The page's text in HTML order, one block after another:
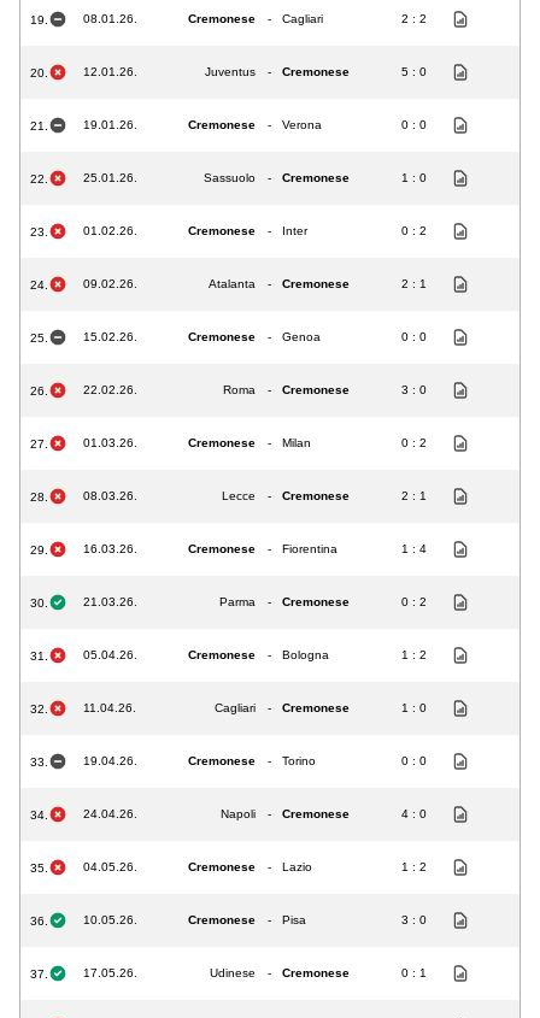
19. 08.01.26. Cremonese - Cagliari 2 : 2
20. 12.01.26. Juventus - Cremonese 5 : 0
21. 19.01.26. Cremonese - Verona 0 : 0
22. 25.01.26. Sassuolo - Cremonese 1 : 0
23. 01.02.26. Cremonese - Inter 0 : 2
24. 09.02.26. Atalanta - Cremonese 2 : 1
25. 15.02.26. Cremonese - Genoa 0 : 0
26. 22.02.26. Roma - Cremonese 3 : 0
27. 01.03.26. Cremonese - Milan 0 : 2
28. 08.03.26. Lecce - Cremonese 2 : 1
29. 16.03.26. Cremonese - Fiorentina 1 : 4
30. 21.03.26. Parma - Cremonese 0 : 2
31. 05.04.26. Cremonese - Bologna 1 : 2
32. 11.04.26. Cagliari - Cremonese 1 : 0
33. 19.04.26. Cremonese - Torino 0 : 0
34. 24.04.26. Napoli - Cremonese 4 : 0
35. 04.05.26. Cremonese - Lazio 1 : 2
36. 10.05.26. Cremonese - Pisa 3 : 0
37. 17.05.26. Udinese - Cremonese 0 : 1